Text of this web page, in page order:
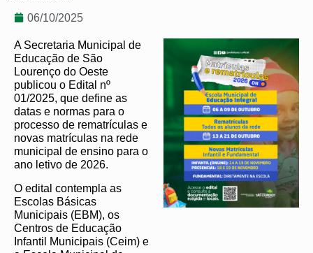
06/10/2025
A Secretaria Municipal de
Educação de São
Lourenço do Oeste
publicou o Edital nº
01/2025, que define as
datas e normas para o
processo de rematrículas e
novas matrículas na rede
municipal de ensino para o
ano letivo de 2026.
O edital contempla as
Escolas Básicas
Municipais (EBM), os
Centros de Educação
Infantil Municipais (Ceim) e